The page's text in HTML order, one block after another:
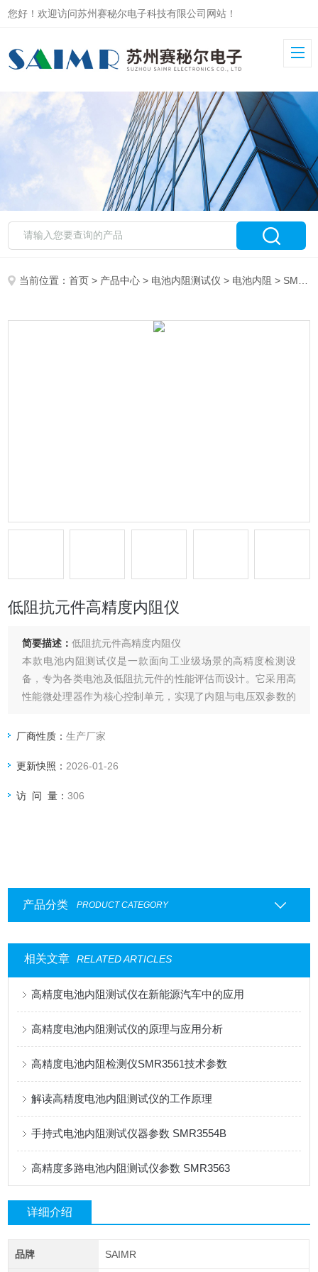
您好！欢迎访问苏州赛秘尔电子科技有限公司网站！
当前位置：首页 > 产品中心 > 电池内阻测试仪 > 电池内阻 > SMR363低阻抗元件高精度内阻仪
低阻抗元件高精度内阻仪
简要描述：低阻抗元件高精度内阻仪
本款电池内阻测试仪是一款面向工业级场景的高精度检测设
备，专为各类电池及低阻抗元件的性能评估而设计。它采用高
性能微处理器作为核心控制单元，实现了内阻与电压双参数的
厂商性质：生产厂家
更新快照： 2026-01-26
访 问 量：306
产品分类 PRODUCT CATEGORY
相关文章 RELATED ARTICLES
高精度电池内阻测试仪在新能源汽车中的应用
高精度电池内阻测试仪的原理与应用分析
高精度电池内阻检测仪SMR3561技术参数
解读高精度电池内阻测试仪的工作原理
手持式电池内阻测试仪器参数 SMR3554B
高精度多路电池内阻测试仪参数 SMR3563
详细介绍
品牌 SAIMR